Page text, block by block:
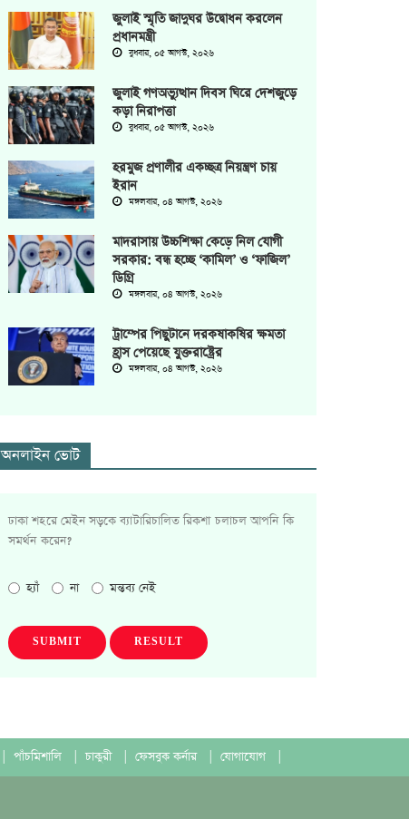
জুলাই স্মৃতি জাদুঘর উদ্বোধন করলেন
প্রধানমন্ত্রী
বুধবার, ০৫ আগস্ট, ২০২৬
জুলাই গণঅভ্যুত্থান দিবস ঘিরে দেশজুড়ে
কড়া নিরাপত্তা
বুধবার, ০৫ আগস্ট, ২০২৬
হরমুজ প্রণালীর একচ্ছত্র নিয়ন্ত্রণ চায়
ইরান
মঙ্গলবার, ০৪ আগস্ট, ২০২৬
মাদরাসায় উচ্চশিক্ষা কেড়ে নিল যোগী
সরকার: বন্ধ হচ্ছে ‘কামিল’ ও ‘ফাজিল’
ডিগ্রি
মঙ্গলবার, ০৪ আগস্ট, ২০২৬
ট্রাম্পের পিছুটানে দরকষাকষির ক্ষমতা
হ্রাস পেয়েছে যুক্তরাষ্ট্রের
মঙ্গলবার, ০৪ আগস্ট, ২০২৬
অনলাইন ভোট
ঢাকা শহরে মেইন সড়কে ব্যাটারিচালিত রিকশা চলাচল আপনি কি
সমর্থন করেন?
হ্যাঁ না মন্তব্য নেই
SUBMIT RESULT
পাঁচমিশালি চাকুরী ফেসবুক কর্নার যোগাযোগ